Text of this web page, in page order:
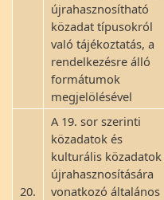
újrahasznosítható
közadat típusokról
való tájékoztatás, a
rendelkezésre álló
formátumok
megjelölésével
20.
A 19. sor szerinti
közadatok és
kulturális közadatok
újrahasznosítására
vonatkozó általános